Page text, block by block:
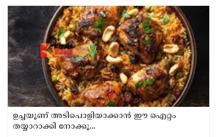
ഉച്ചയൂണ് അടിപൊളിയാക്കാൻ ഈ ഐറ്റം
തയ്യാറാക്കി നോക്കൂ...